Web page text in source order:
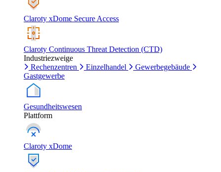
Claroty xDome Secure Access
Claroty Continuous Threat Detection (CTD)
Industriezweige
Rechenzentren
Einzelhandel
Gewerbegebäude
Gastgewerbe
Gesundheitswesen
Plattform
Claroty xDome